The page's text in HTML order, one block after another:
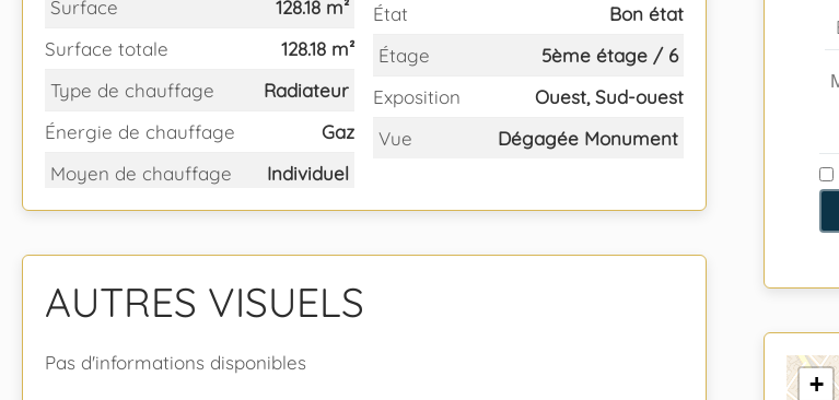
Surface
128.18 m²
Surface totale
128.18 m²
Type de chauffage
Radiateur
Énergie de chauffage
Gaz
Moyen de chauffage
Individuel
État
Bon état
Étage
5ème étage / 6
Exposition
Ouest, Sud-ouest
Vue
Dégagée Monument
AUTRES VISUELS
Pas d'informations disponibles
+